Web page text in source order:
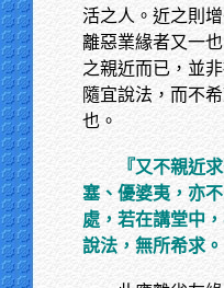
活之人。近之則
離惡業緣者又一
之親近而已，並
隨宜說法，而不
也。
『又不親近
塞、優婆夷，亦
處，若在講堂中
說法，無所希求。